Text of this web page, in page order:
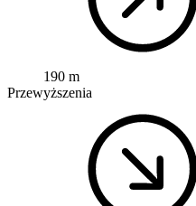
190 m
Przewyższenia